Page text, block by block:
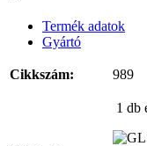
Termék adatok
Gyártó
Cikkszám: 989
1 db